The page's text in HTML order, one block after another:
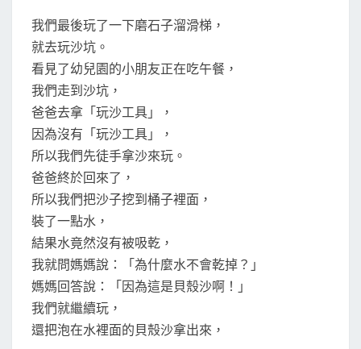
我們最後玩了一下磨石子溜滑梯，
就去玩沙坑。
看見了幼兒園的小朋友正在吃午餐，
我們走到沙坑，
爸爸去拿「玩沙工具」，
因為沒有「玩沙工具」，
所以我們先徒手拿沙來玩。
爸爸終於回來了，
所以我們把沙子挖到桶子裡面，
裝了一點水，
結果水竟然沒有被吸乾，
我就問媽媽說：「為什麼水不會乾掉？」
媽媽回答說：「因為這是貝殼沙啊！」
我們就繼續玩，
還把泡在水裡面的貝殼沙拿出來，